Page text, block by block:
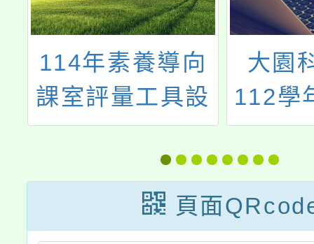
大園科技中心
112學年度 寒假
學生營隊
113學
期『
業成
頁面